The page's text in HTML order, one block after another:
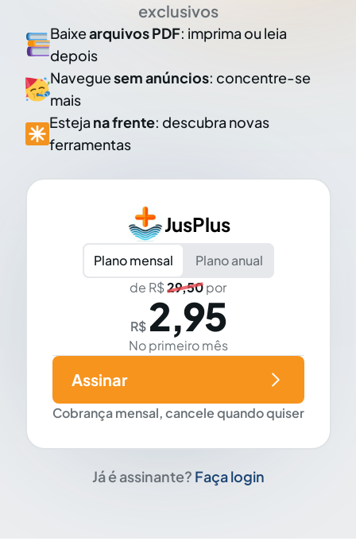
exclusivos
Baixearquivos PDF: imprima ou leia
depois
Naveguesem anúncios: concentre-se
mais
Esteja na frente: descubra novas
ferramentas
JusPlus
Plano mensal
Plano anual
de R$29,50por
R$ 2,95
No primeiro mês
Cobrança mensal, cancele quando quiser
Assinar
Já é assinante? Faça login